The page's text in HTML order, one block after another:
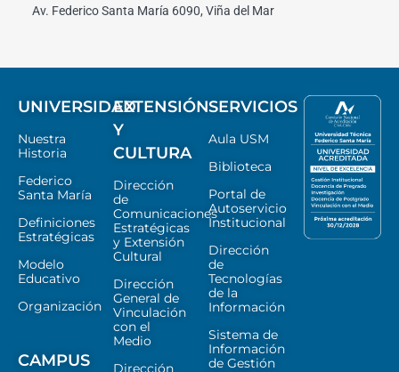
Av. Federico Santa María 6090, Viña del Mar
UNIVERSIDAD
Nuestra
Historia
Federico
Santa María
Definiciones
Estratégicas
Modelo
Educativo
Organización
CAMPUS
EXTENSIÓN
Y
CULTURA
Dirección
de
Comunicaciones
Estratégicas
y Extensión
Cultural
Dirección
General de
Vinculación
con el
Medio
SERVICIOS
Aula USM
Biblioteca
Portal de
Autoservicio
Institucional
Dirección
de
Tecnologías
de la
Información
Sistema de
Información
de Gestión